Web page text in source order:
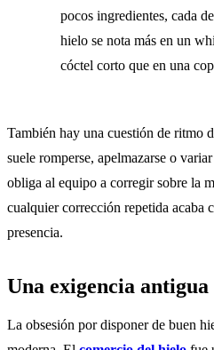
pocos ingredientes, cada
hielo se nota más en un
cóctel corto que en una
También hay una cuestión de ritmo
suele romperse, apelmazarse o
obliga al equipo a corregir sobre la
cualquier corrección repetida acaba
presencia.
Una exigencia
La obsesión por disponer de buen